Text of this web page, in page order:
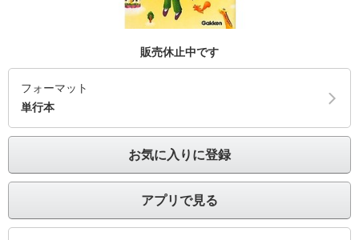
販売休止中です
フォーマット
単行本
お気に入りに登録
アプリで見る